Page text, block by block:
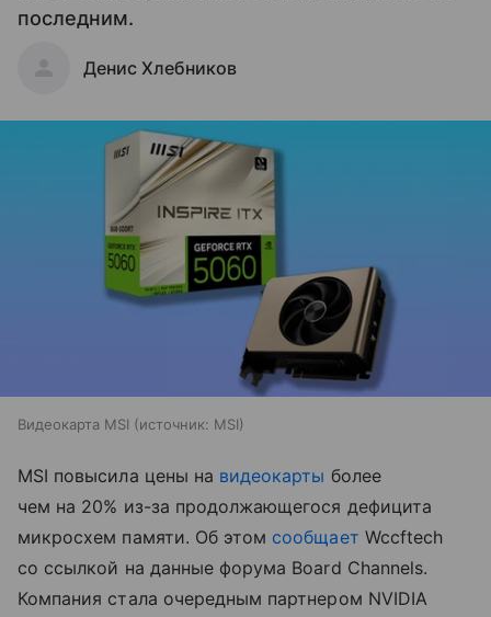
последним.
Денис Хлебников
Видеокарта MSI источник: MSI
MSI повысила цены на видеокарты более
чем на 20% из-за продолжающегося дефицита
микросхем памяти. Об этом сообщает Wccftech
со ссылкой на данные форума Board Channels.
Компания стала очередным партнером NVIDIA